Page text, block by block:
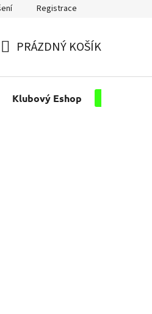
Registrace
KOŠÍK
PRÁZDNÝ KOŠÍK
Klubový Eshop